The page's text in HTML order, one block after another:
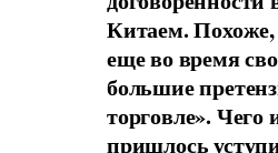
Китаем. Похоже,
еще во время
большие
торговле».
пришлось